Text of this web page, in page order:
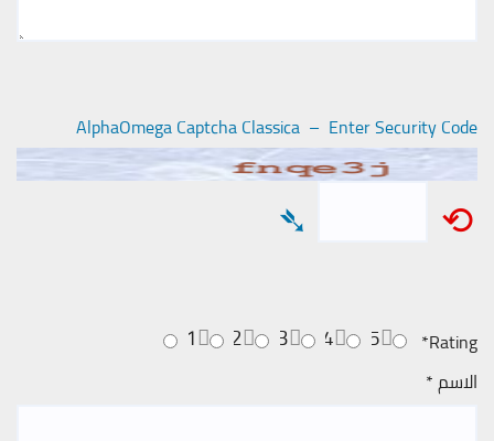
AlphaOmega Captcha Classica – Enter Security Code
⟲
➴
Rating
*
5
4
3
2
1
الاسم*